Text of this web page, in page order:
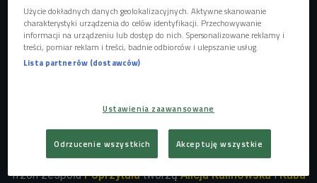
Trzon zespołuPoprzytulatworząAlicja KalinowskaiKuba
Użycie dokładnych danych geolokalizacyjnych. Aktywne skanowanie
charakterystyki urządzenia do celów identyfikacji. Przechowywanie
informacji na urządzeniu lub dostęp do nich. Spersonalizowane reklamy i
treści, pomiar reklam i treści, badnie odbiorców i ulepszanie usług.
Lista partnerów (dostawców)
Ustawienia zaawansowane
Odrzucenie wszystkich Akceptuję wszystkie